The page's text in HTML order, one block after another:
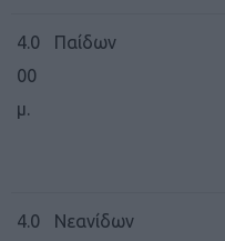
4.0
00
μ.
Παίδων
4.0
Νεανίδων